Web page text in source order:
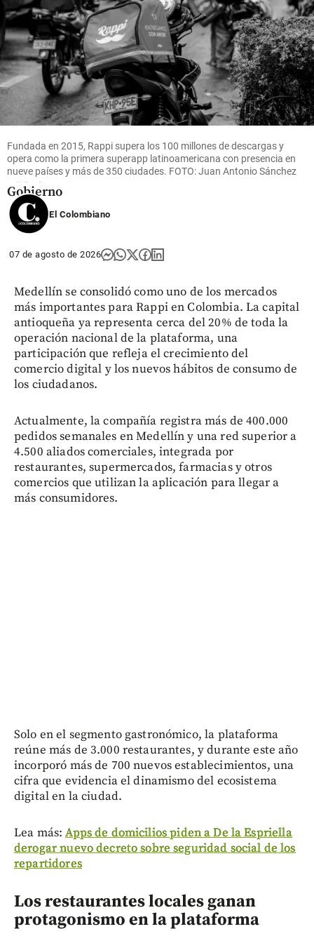
Colombia
Entre
caras
nuevas y
conocidos:
así es el
nuevo
Gobierno
share
Fundada en 2015, Rappi supera los 100 millones de descargas y
opera como la primera superapp latinoamericana con presencia en
nueve países y más de 350 ciudades. FOTO: Juan Antonio Sánchez
El Colombiano
07 de agosto de 2026
Medellín se consolidó como uno de los mercados
más importantes para Rappi en Colombia. La capital
antioqueña ya representa cerca del 20% de toda la
operación nacional de la plataforma, una
participación que refleja el crecimiento del
comercio digital y los nuevos hábitos de consumo de
los ciudadanos.
Actualmente, la compañía registra más de 400.000
pedidos semanales en Medellín y una red superior a
4.500 aliados comerciales, integrada por
restaurantes, supermercados, farmacias y otros
comercios que utilizan la aplicación para llegar a
más consumidores.
Solo en el segmento gastronómico, la plataforma
reúne más de 3.000 restaurantes, y durante este año
incorporó más de 700 nuevos establecimientos, una
cifra que evidencia el dinamismo del ecosistema
digital en la ciudad.
Lea más:Apps de domicilios piden a De la Espriella
derogar nuevo decreto sobre seguridad social de los
repartidores
Los restaurantes locales ganan
protagonismo en la plataforma